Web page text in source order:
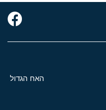
האח הגדול